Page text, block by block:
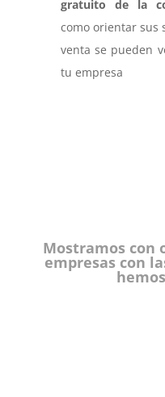
gratuito de la
como orientar sus
venta se pueden
tu empresa
Mostramos con
empresas con